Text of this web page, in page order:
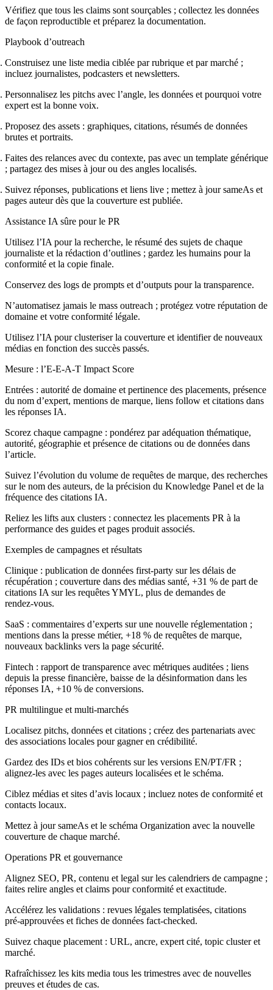
Vérifiez que tous les claims sont sourçables ; collectez les données
de façon reproductible et préparez la documentation.
Playbook d’outreach
Construisez une liste media ciblée par rubrique et par marché ;
incluez journalistes, podcasters et newsletters.
Personnalisez les pitchs avec l’angle, les données et pourquoi votre
expert est la bonne voix.
Proposez des assets : graphiques, citations, résumés de données
brutes et portraits.
Faites des relances avec du contexte, pas avec un template générique
; partagez des mises à jour ou des angles localisés.
Suivez réponses, publications et liens live ; mettez à jour sameAs et
pages auteur dès que la couverture est publiée.
Assistance IA sûre pour le PR
Utilisez l’IA pour la recherche, le résumé des sujets de chaque
journaliste et la rédaction d’outlines ; gardez les humains pour la
conformité et la copie finale.
Conservez des logs de prompts et d’outputs pour la transparence.
N’automatisez jamais le mass outreach ; protégez votre réputation de
domaine et votre conformité légale.
Utilisez l’IA pour clusteriser la couverture et identifier de nouveaux
médias en fonction des succès passés.
Mesure : l’E-E-A-T Impact Score
Entrées : autorité de domaine et pertinence des placements, présence
du nom d’expert, mentions de marque, liens follow et citations dans
les réponses IA.
Scorez chaque campagne : pondérez par adéquation thématique,
autorité, géographie et présence de citations ou de données dans
l’article.
Suivez l’évolution du volume de requêtes de marque, des recherches
sur le nom des auteurs, de la précision du Knowledge Panel et de la
fréquence des citations IA.
Reliez les lifts aux clusters : connectez les placements PR à la
performance des guides et pages produit associés.
Exemples de campagnes et résultats
Clinique : publication de données first‑party sur les délais de
récupération ; couverture dans des médias santé, +31 % de part de
citations IA sur les requêtes YMYL, plus de demandes de
rendez‑vous.
SaaS : commentaires d’experts sur une nouvelle réglementation ;
mentions dans la presse métier, +18 % de requêtes de marque,
nouveaux backlinks vers la page sécurité.
Fintech : rapport de transparence avec métriques auditées ; liens
depuis la presse financière, baisse de la désinformation dans les
réponses IA, +10 % de conversions.
PR multilingue et multi‑marchés
Localisez pitchs, données et citations ; créez des partenariats avec
des associations locales pour gagner en crédibilité.
Gardez des IDs et bios cohérents sur les versions EN/PT/FR ;
alignez‑les avec les pages auteurs localisées et le schéma.
Ciblez médias et sites d’avis locaux ; incluez notes de conformité et
contacts locaux.
Mettez à jour sameAs et le schéma Organization avec la nouvelle
couverture de chaque marché.
Operations PR et gouvernance
Alignez SEO, PR, contenu et legal sur les calendriers de campagne ;
faites relire angles et claims pour conformité et exactitude.
Accélérez les validations : revues légales templatisées, citations
pré‑approuvées et fiches de données fact‑checked.
Suivez chaque placement : URL, ancre, expert cité, topic cluster et
marché.
Rafraîchissez les kits media tous les trimestres avec de nouvelles
preuves et études de cas.